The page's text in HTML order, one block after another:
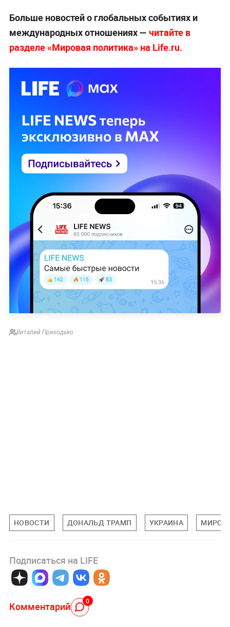
Больше новостей о глобальных событиях и
международных отношениях — читайте в
разделе «Мировая политика» на Life.ru.
Виталий Приходько
НОВОСТИ ДОНАЛЬД ТРАМП УКРАИНА
Подписаться на LIFE
Комментарий 0